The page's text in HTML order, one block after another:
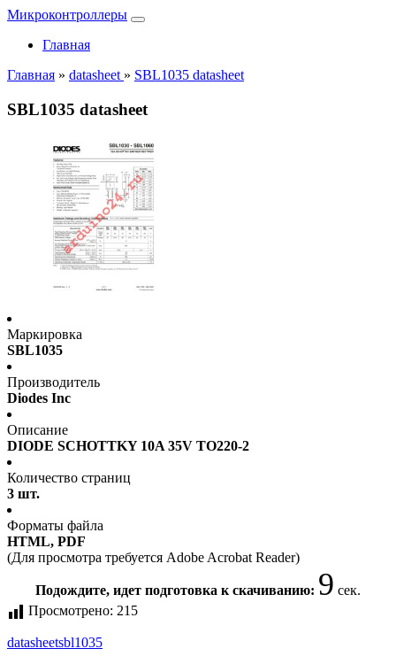
Микроконтроллеры
Главная
Главная » datasheet » SBL1035 datasheet
SBL1035 datasheet
Маркировка
SBL1035
Производитель
Diodes Inc
Описание
DIODE SCHOTTKY 10A 35V TO220-2
Количество страниц
3 шт.
Форматы файла
HTML, PDF
(Для просмотра требуется Adobe Acrobat Reader)
Подождите, идет подготовка к скачиванию: 9 сек.
Просмотрено: 215
datasheetsbl1035